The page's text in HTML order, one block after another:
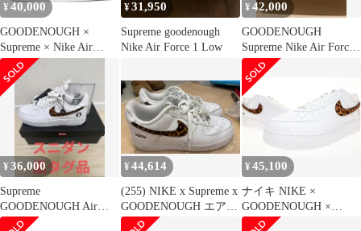
¥ 40,000
GOODENOUGH ×
Supreme × Nike Air
Force 1
¥31,950
Supreme goodenough
Nike Air Force 1 Low
¥42,000
GOODENOUGH
Supreme Nike Air Force
1 Low
¥36,000
Supreme
GOODENOUGH Air
Force 1 Low 27 cm
¥44,614
(255) NIKE x Supreme x
GOODENOUGH エアフ
ォース
¥45,100
ナイキ NIKE ×
GOODENOUGH ×
SUPREME 2025 AIR